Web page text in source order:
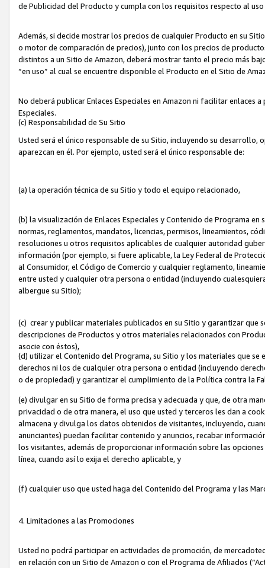
de Publicidad del Producto y cumpla con los requisitos respecto al uso
Además, si decide mostrar los precios de cualquier Producto en su
o motor de comparación de precios), junto con los precios de
distintos a un Sitio de Amazon, deberá mostrar tanto el precio más
“en uso” al cual se encuentre disponible el Producto en el Sitio de
No deberá publicar Enlaces Especiales en Amazon ni facilitar enlaces
Especiales.
(c) Responsabilidad de Su Sitio
Usted será el único responsable de su Sitio, incluyendo su
aparezcan en él. Por ejemplo, usted será el único responsable de:
(a) la operación técnica de su Sitio y todo el equipo relacionado,
(b) la visualización de Enlaces Especiales y Contenido de Programa
normas, reglamentos, mandatos, licencias, permisos, lineamientos,
resoluciones u otros requisitos aplicables de cualquier autoridad
información (por ejemplo, si fuere aplicable, la Ley Federal de
al Consumidor, el Código de Comercio y cualquier reglamento,
entre usted y cualquier otra persona o entidad (incluyendo
albergue su Sitio);
(c) crear y publicar materiales publicados en su Sitio y garantizar que
descripciones de Productos y otros materiales relacionados con
asocie con éstos),
(d) utilizar el Contenido del Programa, su Sitio y los materiales que se
derechos ni los de cualquier otra persona o entidad (incluyendo
o de propiedad) y garantizar el cumplimiento de la Política contra la
(e) divulgar en su Sitio de forma precisa y adecuada y que, de otra
privacidad o de otra manera, el uso que usted y terceros les dan a
almacena y divulga los datos obtenidos de visitantes, incluyendo,
anunciantes) puedan facilitar contenido y anuncios, recabar
los visitantes, además de proporcionar información sobre las
línea, cuando así lo exija el derecho aplicable, y
(f) cualquier uso que usted haga del Contenido del Programa y las
4. Limitaciones a las Promociones
Usted no podrá participar en actividades de promoción, de
en relación con un Sitio de Amazon o con el Programa de Afiliados